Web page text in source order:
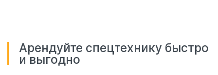
Арендуйте спецтехнику быстро
и выгодно